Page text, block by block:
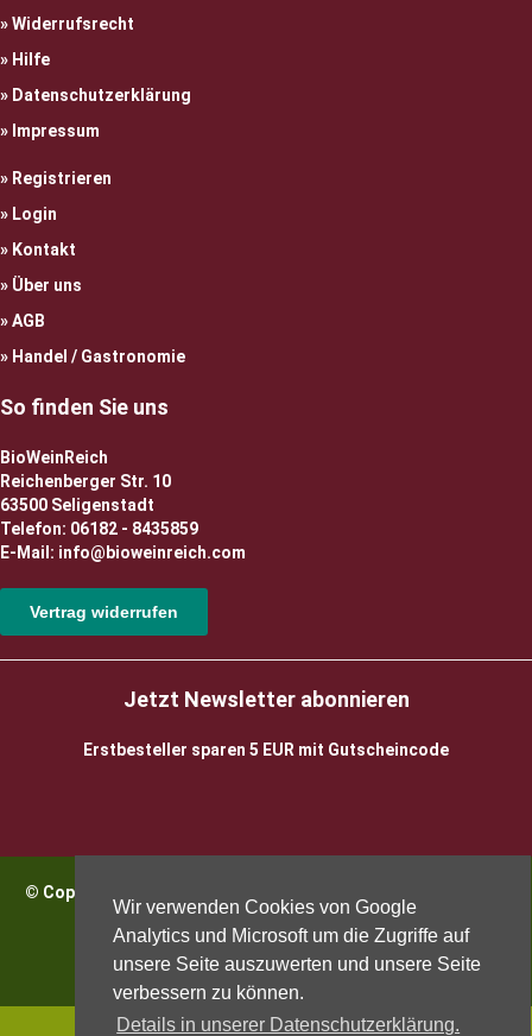
Wir verwenden Cookies von Google
Analytics und Microsoft um die Zugriffe auf
unsere Seite auszuwerten und unsere Seite
verbessern zu können.
Details in unserer Datenschutzerklärung.
Widerrufsrecht
Hilfe
Datenschutzerklärung
Impressum
Registrieren
Login
Kontakt
Über uns
AGB
Handel / Gastronomie
So finden Sie uns
BioWeinReich
Reichenberger Str. 10
63500 Seligenstadt
Telefon: 06182 - 8435859
E-Mail: info@bioweinreich.com
Vertrag widerrufen
Jetzt Newsletter abonnieren
Erstbesteller sparen 5 EUR mit Gutscheincode
© Copyright 2026 BioWeinReich. Alle Rechte vorbehalten |
Impressum